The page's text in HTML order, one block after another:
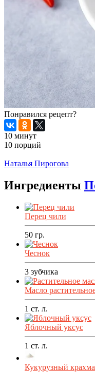
Понравился рецепт?
10 минут
10 порций
Наталья Пирогова
Ингредиенты
Перец чили
50 гр.
Чеснок
3 зубчика
Масло
1 ст. л.
Яблочный уксус
1 ст. л.
Кукурузный